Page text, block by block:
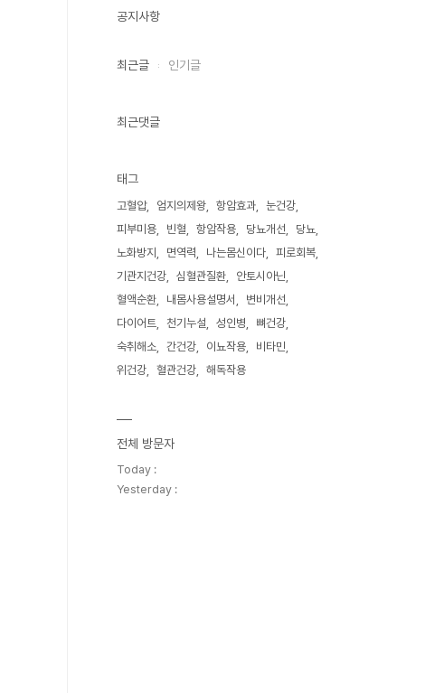
공지사항
최근글 인기글
최근댓글
태그
고혈압 엄지의제왕 항암효과
눈건강
피부미용
빈혈 항암작용 당뇨개선
당뇨
노화방지
면역력 나는몸신이다
피로회복
기관지건강
심혈관질환
안토시아닌
혈액순환
내몸사용설명서
변비개선
다이어트
천기누설 성인병
뼈건강
숙취해소
간건강 이뇨작용
비타민
위건강
혈관건강 해독작용
전체 방문자
Today :
Yesterday :